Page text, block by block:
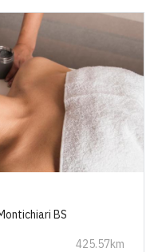
BS
425.57km